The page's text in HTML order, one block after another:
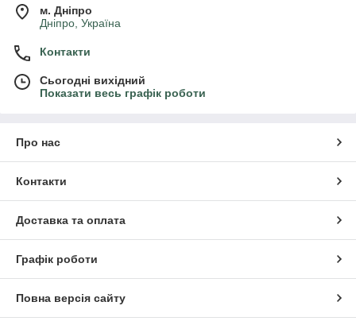
м. Дніпро
Дніпро, Україна
Контакти
Сьогодні вихідний
Показати весь графік роботи
Про нас
Контакти
Доставка та оплата
Графік роботи
Повна версія сайту